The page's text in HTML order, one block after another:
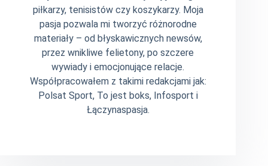
piłkarzy, tenisistów czy koszykarzy. Moja
pasja pozwala mi tworzyć różnorodne
materiały – od błyskawicznych newsów,
przez wnikliwe felietony, po szczere
wywiady i emocjonujące relacje.
Współpracowałem z takimi redakcjami jak:
Polsat Sport, To jest boks, Infosport i
Łączynaspasja.